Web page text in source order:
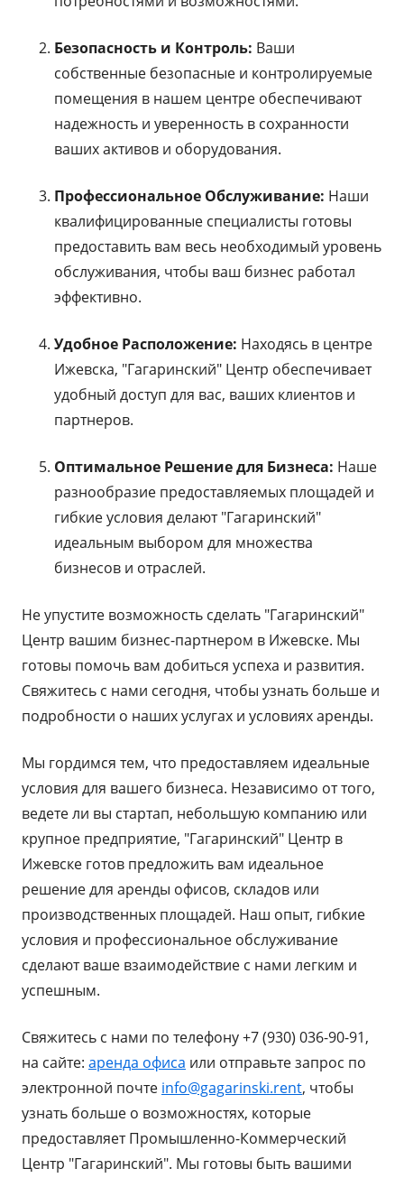
Безопасность и Контроль: Ваши
собственные безопасные и контролируемые
помещения в нашем центре обеспечивают
надежность и уверенность в сохранности
ваших активов и оборудования.
Профессиональное Обслуживание: Наши
квалифицированные специалисты готовы
предоставить вам весь необходимый уровень
обслуживания, чтобы ваш бизнес работал
эффективно.
Удобное Расположение: Находясь в центре
Ижевска, "Гагаринский" Центр обеспечивает
удобный доступ для вас, ваших клиентов и
партнеров.
Оптимальное Решение для Бизнеса: Наше
разнообразие предоставляемых площадей и
гибкие условия делают "Гагаринский"
идеальным выбором для множества
бизнесов и отраслей.
Не упустите возможность сделать "Гагаринский"
Центр вашим бизнес-партнером в Ижевске. Мы
готовы помочь вам добиться успеха и развития.
Свяжитесь с нами сегодня, чтобы узнать больше и
подробности о наших услугах и условиях аренды.
Мы гордимся тем, что предоставляем идеальные
условия для вашего бизнеса. Независимо от того,
ведете ли вы стартап, небольшую компанию или
крупное предприятие, "Гагаринский" Центр в
Ижевске готов предложить вам идеальное
решение для аренды офисов, складов или
производственных площадей. Наш опыт, гибкие
условия и профессиональное обслуживание
сделают ваше взаимодействие с нами легким и
успешным.
Свяжитесь с нами по телефону +7 (930) 036-90-91,
на сайте: аренда офиса или отправьте запрос по
электронной почте info@gagarinski.rent, чтобы
узнать больше о возможностях, которые
предоставляет Промышленно-Коммерческий
Центр "Гагаринский". Мы готовы быть вашими